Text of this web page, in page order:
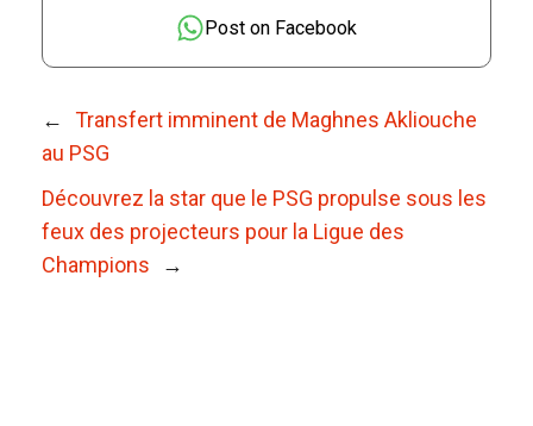
Post on Facebook
←
Transfert imminent de Maghnes Akliouche
au PSG
Découvrez la star que le PSG propulse sous les
feux des projecteurs pour la Ligue des
Champions
→